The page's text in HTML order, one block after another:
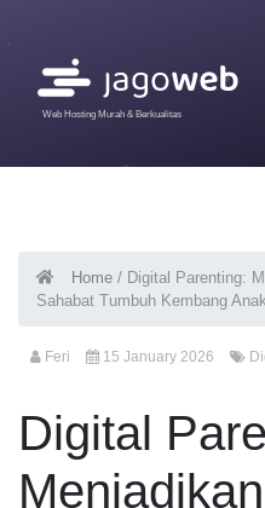
Web Hosting Murah & Berkualitas
Home / Digital Parenting:
Sahabat Tumbuh Kembang Anak
Feri 15 January 2026
Digital